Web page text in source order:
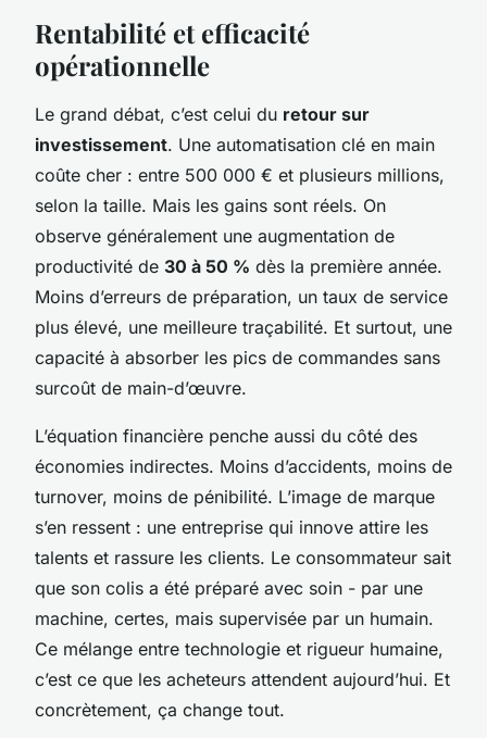
Rentabilité et efficacité
opérationnelle
Le grand débat, c’est celui du retour sur
investissement. Une automatisation clé en main
coûte cher : entre 500 000 € et plusieurs millions,
selon la taille. Mais les gains sont réels. On
observe généralement une augmentation de
productivité de 30 à 50 % dès la première année.
Moins d’erreurs de préparation, un taux de service
plus élevé, une meilleure traçabilité. Et surtout, une
capacité à absorber les pics de commandes sans
surcoût de main-d’œuvre.
L’équation financière penche aussi du côté des
économies indirectes. Moins d’accidents, moins de
turnover, moins de pénibilité. L’image de marque
s’en ressent : une entreprise qui innove attire les
talents et rassure les clients. Le consommateur sait
que son colis a été préparé avec soin - par une
machine, certes, mais supervisée par un humain.
Ce mélange entre technologie et rigueur humaine,
c’est ce que les acheteurs attendent aujourd’hui. Et
concrètement, ça change tout.